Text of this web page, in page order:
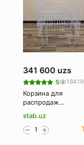
341 600 uzs
5 18419
Корзина для
распродаж
накопитель)
stab.uz